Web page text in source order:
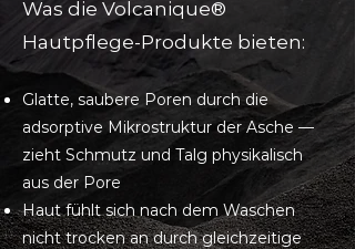
Was die Volcanique®
Hautpflege-Produkte bieten:
Glatte, saubere Poren durch die
adsorptive Mikrostruktur der Asche —
zieht Schmutz und Talg physikalisch
aus der Pore
Haut fühlt sich nach dem Waschen
nicht trocken an durch gleichzeitige